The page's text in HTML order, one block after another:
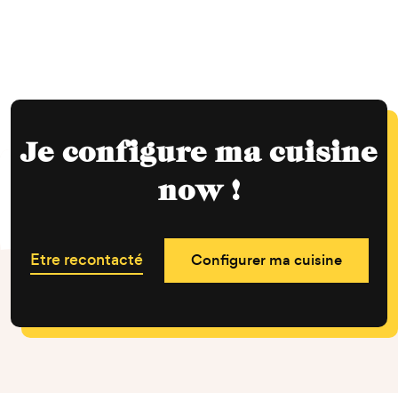
Je configure ma cuisine
now !
Etre recontacté Configurer ma cuisine